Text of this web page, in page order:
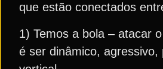
que estão conectados
1) Temos a bola – atacar
é ser dinâmico, agressivo,